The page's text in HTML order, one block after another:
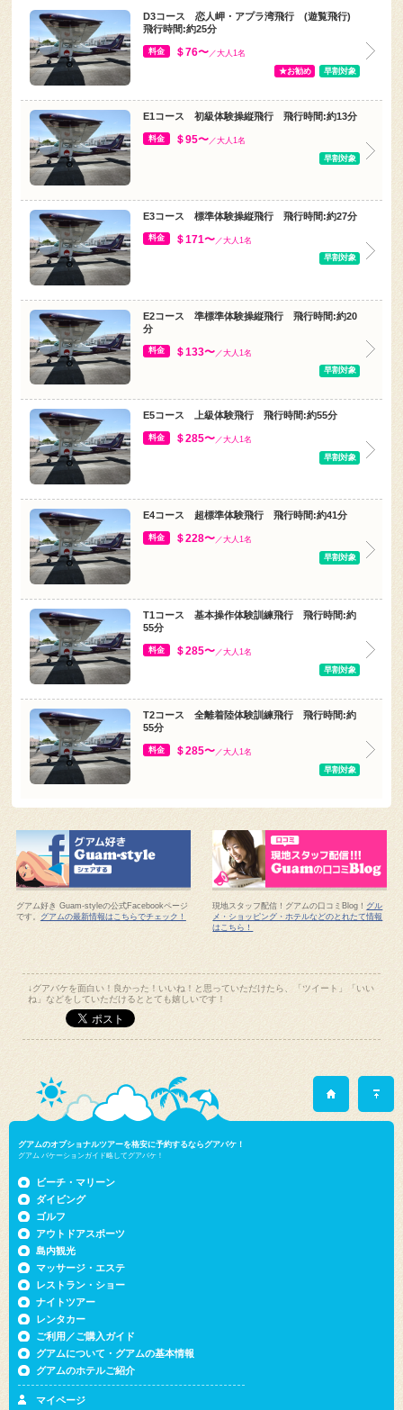
D3コース 恋人岬・アプラ湾飛行 (遊覧飛行)
飛行時間:約25分
料金 ＄76〜／大人1名
早割対象
★お勧め
E1コース 初級体験操縦飛行 飛行時間:約13分
料金 ＄95〜 ／大人1名
早割対象
E3コース 標準体験操縦飛行 飛行時間:約27分
料金 ＄171〜 ／大人1名
早割対象
E2コース 準標準体験操縦飛行 飛行時間:約20
分
料金 ＄133〜 ／大人1名
早割対象
E5コース 上級体験飛行 飛行時間:約55分
料金 ＄285〜／大人1名
早割対象
E4コース 超標準体験飛行 飛行時間:約41分
料金 ＄228〜／大人1名
早割対象
T1コース 基本操作体験訓練飛行 飛行時間:約
55分
料金 ＄285〜／大人1名
早割対象
T2コース 全離着陸体験訓練飛行 飛行時間:約
55分
料金 ＄285〜 ／大人1名
早割対象
グアム好き Guam-styleの公式Facebookページ
です。
グアムの最新情報はこちらでチェック！
現地スタッフ配信！グアムの口コミBlog！ グル
メ・ショッピング・ホテルなどのとれたて情報
はこちら！
↓グアバケを面白い！良かった！いいね！と思っていただけたら、「ツイート」「いい
ね」などをしていただけるととても嬉しいです！
グアムのオプショナルツアーを格安に予約するならグアバケ！
グアム バケーションガイド略してグアバケ！
ビーチ・マリーン
ダイビング
ゴルフ
アウトドアスポーツ
島内観光
マッサージ・エステ
レストラン・ショー
ナイトツアー
レンタカー
ご利用／ご購入ガイド
グアムについて・グアムの基本情報
グアムのホテルご紹介
マイページ